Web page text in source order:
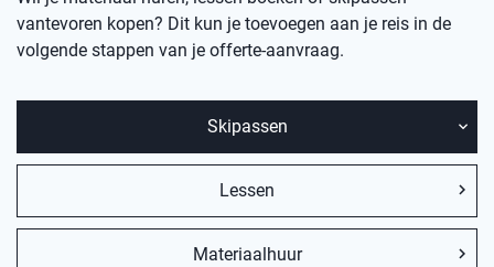
vantevoren kopen? Dit kun je toevoegen aan je reis in de
volgende stappen van je offerte-aanvraag.
Skipassen
Lessen
Materiaalhuur